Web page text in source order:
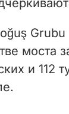
Grubu
моста
и 112